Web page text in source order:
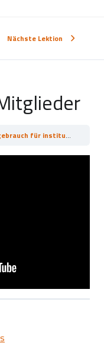
Nächste Lektion
Griffbereit & Rucksack KiTa Homepage gebrauch für institutionelle Konten